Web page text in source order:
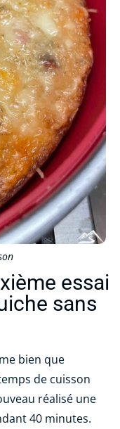
essai
sans
bien que
de cuisson
réalisé une
40 minutes.